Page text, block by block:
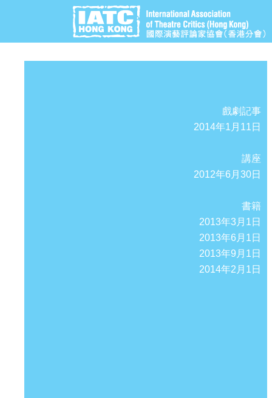
戲劇記事
2014年1月11日
講座
2012年6月30日
書籍
2013年3月1日
2013年6月1日
2013年9月1日
2014年2月1日